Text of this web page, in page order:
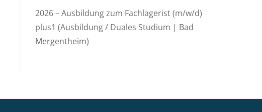
2026 – Ausbildung zum Fachlagerist (m/w/d)
plus1 (Ausbildung / Duales Studium | Bad
Mergentheim)